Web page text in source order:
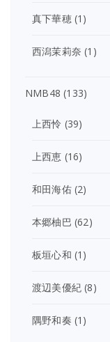
真下華穂(1)
西潟茉莉奈 (1)
NMB48 (133)
上西怜 (39)
上西恵 (16)
和田海佑(2)
本郷柚巴 (62)
板垣心和 (1)
渡辺美優紀 (8)
隅野和奏 (1)